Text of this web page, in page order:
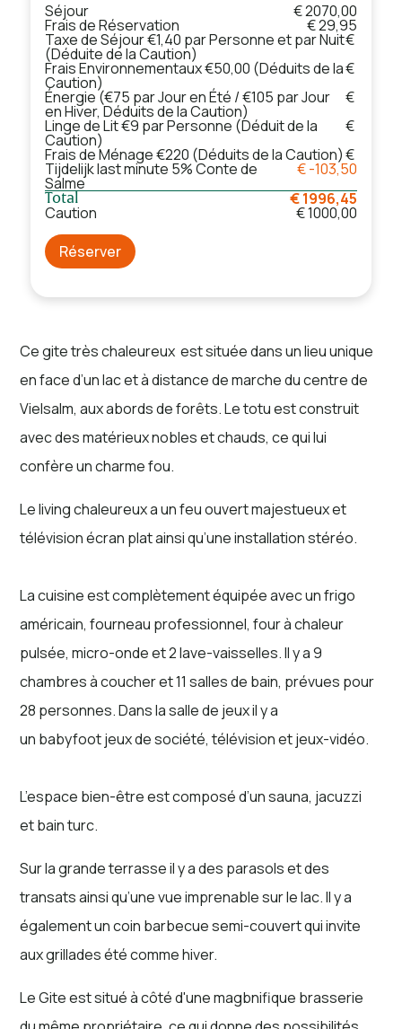
Séjour € 2070,00
Frais de Réservation € 29,95
Taxe de Séjour €1,40 par Personne et par Nuit
(Déduite de la Caution)
€
Frais Environnementaux €50,00 (Déduits de la
Caution)
€
Énergie (€75 par Jour en Été / €105 par Jour
en Hiver, Déduits de la Caution)
€
Linge de Lit €9 par Personne (Déduit de la
Caution)
€
Frais de Ménage €220 (Déduits de la Caution)€
Tijdelijk last minute 5% Conte de
Salme
€ -103,50
Total € 1996,45
Caution
€ 1000,00
Réserver
Ce gite très chaleureux est située dans un lieu unique
en face d’un lac et à distance de marche du centre de
Vielsalm, aux abords de forêts. Le totu est construit
avec des matérieux nobles et chauds, ce qui lui
confère un charme fou.
Le living chaleureux a un feu ouvert majestueux et
télévision écran plat ainsi qu’une installation stéréo.
La cuisine est complètement équipée avec un frigo
américain, fourneau professionnel, four à chaleur
pulsée, micro-onde et 2 lave-vaisselles. Il y a 9
chambres à coucher et 11 salles de bain, prévues pour
28 personnes. Dans la salle de jeux il y a
un babyfoot jeux de société, télévision et jeux-vidéo.
L’espace bien-être est composé d’un sauna, jacuzzi
et bain turc.
Sur la grande terrasse il y a des parasols et des
transats ainsi qu’une vue imprenable sur le lac. Il y a
également un coin barbecue semi-couvert qui invite
aux grillades été comme hiver.
Le Gite est situé à côté d'une magbnifique brasserie